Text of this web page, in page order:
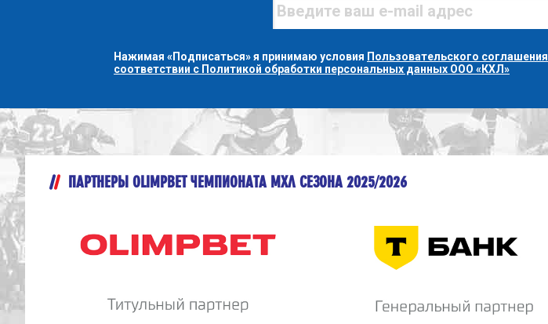
Нажимая «Подписаться» я принимаю условия Пользовательского соглашения
соответствии с Политикой обработки персональных данных ООО «КХЛ»
ПАРТНЕРЫ OLIMPBET ЧЕМПИОНАТА МХЛ СЕЗОНА 2025/2026